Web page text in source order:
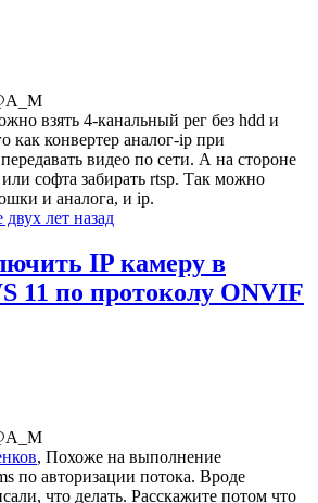
взять 4-канальный рег без hdd и
как конвертер аналог-ip при
видео по сети. А на стороне
софта забирать rtsp. Так можно
и аналога, и ip.
двух лет назад
IP камеру в
11 по протоколу ONVIF
, Похоже на выполнение
по авторизации потока. Вроде
что делать. Расскажите потом что